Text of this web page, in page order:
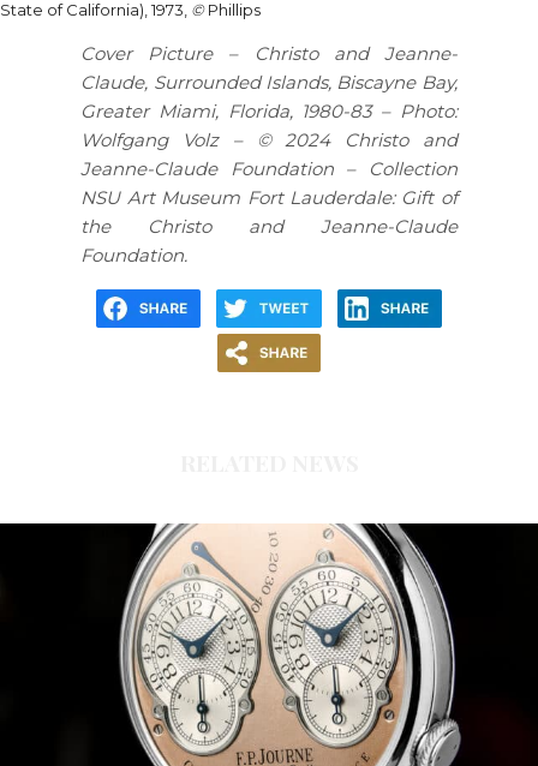
State of California), 1973, ©Phillips
Cover Picture – Christo and Jeanne-
Claude, Surrounded Islands, Biscayne Bay,
Greater Miami, Florida, 1980-83 – Photo:
Wolfgang Volz –
©2024 Christo and
Jeanne-Claude Foundation – Collection
NSU Art Museum Fort Lauderdale: Gift of
the Christo and Jeanne-Claude
Foundation.